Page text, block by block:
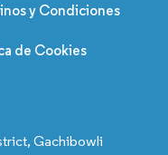
y Condiciones
de Cookies
Gachibowli